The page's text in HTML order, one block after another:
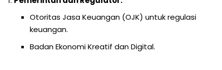
Otoritas Jasa Keuangan (OJK) untuk regulasi
keuangan.
Badan Ekonomi Kreatif dan Digital.